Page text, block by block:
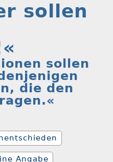
sollen
sollen
die den
Angabe